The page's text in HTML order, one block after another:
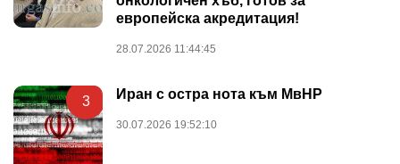
европейска акредитация!
28.07.2026 11:44:45
3 Иран с остра нота към МвНР
30.07.2026 19:52:10